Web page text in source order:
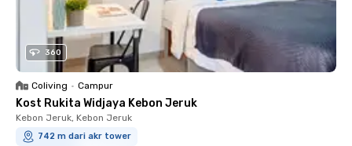
360
Coliving • Campur
Kost Rukita Widjaya Kebon Jeruk
Kebon Jeruk, Kebon Jeruk
742 m dari akr tower